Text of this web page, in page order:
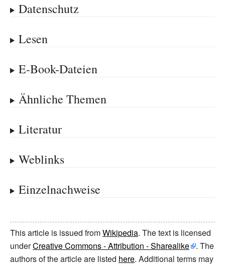
Datenschutz
Lesen
E-Book-Dateien
Ähnliche Themen
Literatur
Weblinks
Einzelnachweise
This article is issued fromWikipedia. The text is licensed
underCreative Commons - Attribution - Sharealike
. The
authors of the article are listed here. Additional terms may